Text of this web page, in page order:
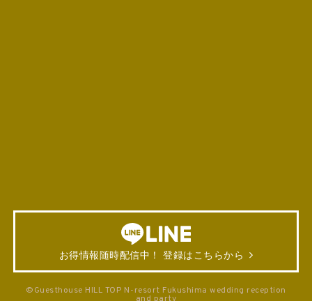
お得情報随時配信中！ 登録はこちらから
©Guesthouse HILL TOP N-resort Fukushima wedding reception